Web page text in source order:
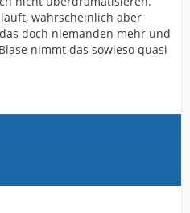
wahrscheinlich aber
doch niemanden mehr und
nimmt das sowieso quasi